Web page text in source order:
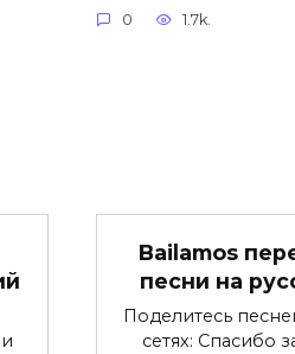
0 1.7k.
Bailamos
песни на
Поделитесь
сетях: Спасибо